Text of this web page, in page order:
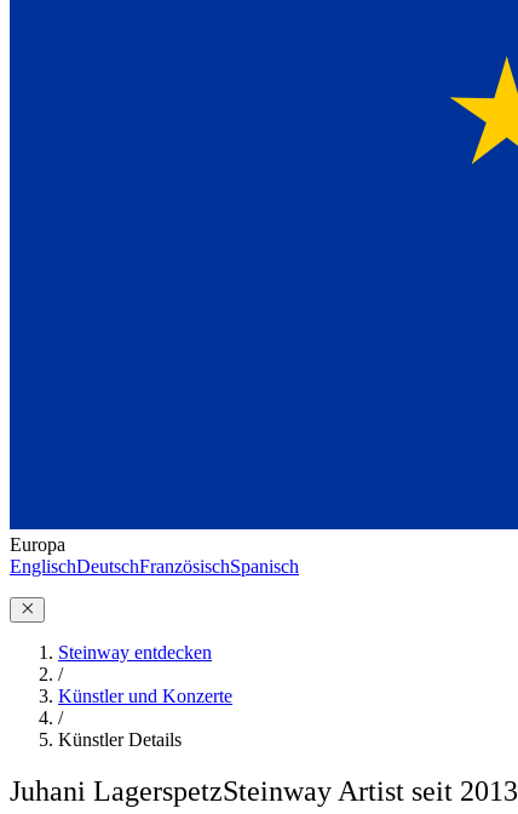
Europa
EnglischDeutschFranzösischSpanisch
Steinway entdecken
/
Künstler und Konzerte
/
Künstler Details
Juhani LagerspetzSteinway Artist seit 2013